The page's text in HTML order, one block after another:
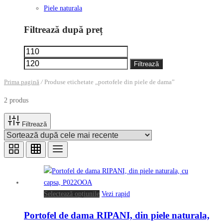
Piele naturala
Filtrează după preț
Preț
minim
maxim
Filtrează
Prima pagină /Produse etichetate „portofele din piele de dama”
2 produs
Filtrează
Selectează opțiunile Acest
are
Vezi rapid
Portofel de dama RIPANI, din piele naturala,